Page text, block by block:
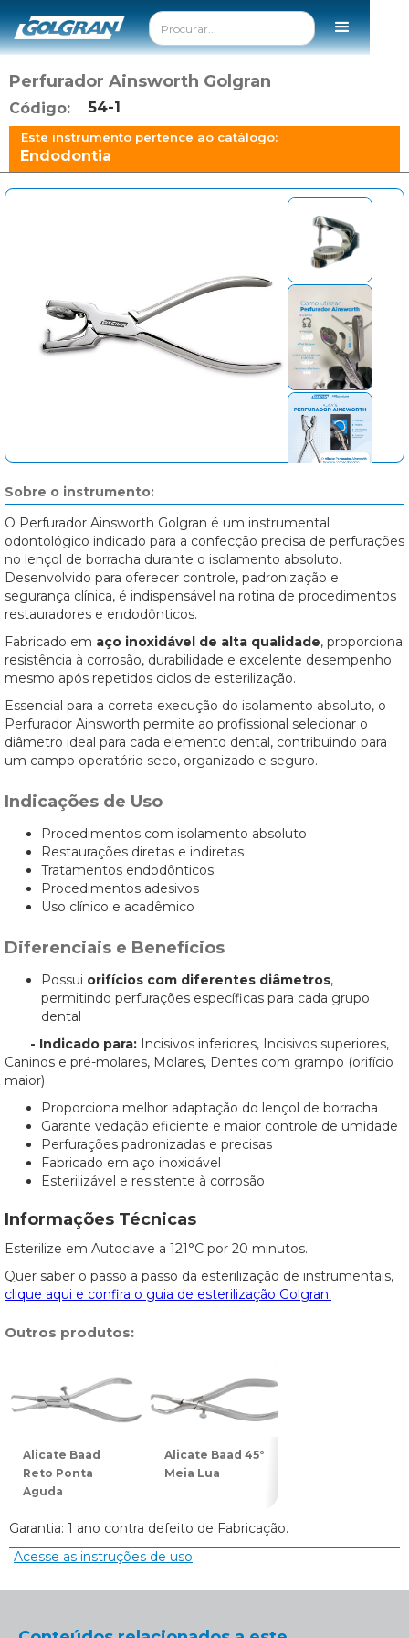
Perfurador Ainsworth Golgran
Código: 54-1
Este instrumento pertence ao catálogo:
Endodontia
Sobre o instrumento:
O Perfurador Ainsworth Golgran é um instrumental
odontológico indicado para a confecção precisa de perfurações
no lençol de borracha durante o isolamento absoluto.
Desenvolvido para oferecer controle, padronização e
segurança clínica, é indispensável na rotina de procedimentos
restauradores e endodônticos.
Fabricado em aço inoxidável de alta qualidade, proporciona
resistência à corrosão, durabilidade e excelente desempenho
mesmo após repetidos ciclos de esterilização.
Essencial para a correta execução do isolamento absoluto, o
Perfurador Ainsworth permite ao profissional selecionar o
diâmetro ideal para cada elemento dental, contribuindo para
um campo operatório seco, organizado e seguro.
Indicações de Uso
Procedimentos com isolamento absoluto
Restaurações diretas e indiretas
Tratamentos endodônticos
Procedimentos adesivos
Uso clínico e acadêmico
Diferenciais e Benefícios
Possui orifícios com diferentes diâmetros,
permitindo perfurações específicas para cada grupo
dental
- Indicado para: Incisivos inferiores, Incisivos superiores,
Caninos e pré-molares, Molares, Dentes com grampo (orifício
maior)
Proporciona melhor adaptação do lençol de borracha
Garante vedação eficiente e maior controle de umidade
Perfurações padronizadas e precisas
Fabricado em aço inoxidável
Esterilizável e resistente à corrosão
Informações Técnicas
Esterilize em Autoclave a 121°C por 20 minutos.
Quer saber o passo a passo da esterilização de instrumentais,
clique aqui e confira o guia de esterilização Golgran.
Outros produtos:
Alicate Baad
Reto Ponta
Aguda
Alicate Baad 45°
Meia Lua
Garantia: 1 ano contra defeito de Fabricação.
Acesse as instruções de uso